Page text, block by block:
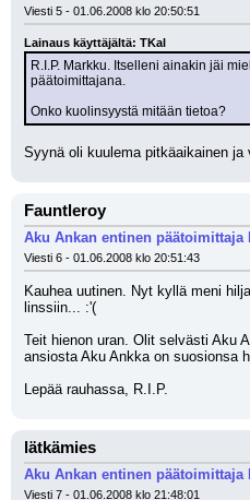
Viesti 5 - 01.06.2008 klo 20:50:51
Lainaus käyttäjältä: TKal
R.I.P. Markku. Itselleni ainakin jäi
päätoimittajana.
Onko kuolinsyystä mitään tietoa?
Syynä oli kuulema pitkäaikainen ja
Fauntleroy
Aku Ankan entinen
Viesti 6 - 01.06.2008 klo 20:51:43
Kauhea uutinen. Nyt kyllä meni
linssiin... :'(
Teit hienon uran. Olit selvästi Aku
ansiosta Aku Ankka on suosionsa
Lepää rauhassa, R.I.P.
lätkämies
Aku Ankan entinen
Viesti 7 - 01.06.2008 klo 21:48:01